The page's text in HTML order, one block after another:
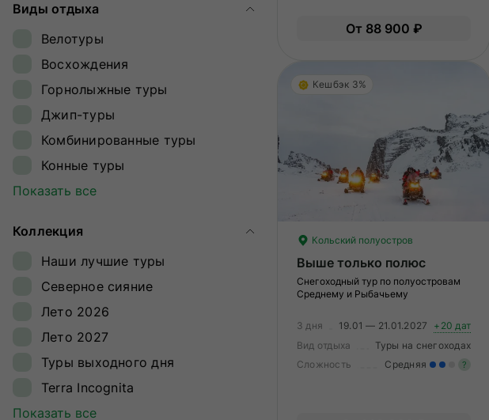
Восточный Саян
Дагестан
Ингушетия
Кавказ
Калининградская область
Камчатка
Карелия
Кольский полуостров
Магаданская область
Ненецкий автономный округ
Приэльбрусье
Самарская область
Виды отдыха
Велотуры
Восхождения
Горнолыжные туры
Джип-туры
Комбинированные туры
Конные туры
Круизы
Обзорные туры
Ретрит-туры
Сплавы
Треккинг
Туры на квадроциклах
Туры на снегоходах
Туры на собачьих упряжках
Показать все
Коллекция
Наши лучшие туры
Северное сияние
Лето 2026
Лето 2027
Туры выходного дня
Terra Incognita
Всемирное наследие ЮНЕСКО
Показать все
От 88 900 ₽
Кешбэк 3%
Кольский полуостров
Выше только полюс
Снегоходный тур по полуостровам
Среднему и Рыбачьему
3 дня 19.01 — 21.01.2027
+20 дат
Вид отдыха
Туры на снегоходах
Сложность
Средняя ?